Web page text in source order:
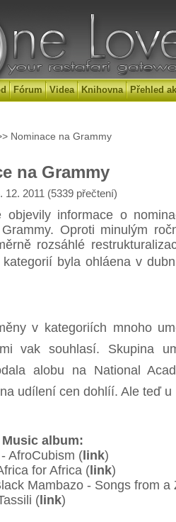
Fórum Videa Knihovna Přehled
Nominace na Grammy
na Grammy
12. 2011 (5339 přečtení)
objevily informace o
Oproti minulým
rozsáhlé
byla ohláena v
v kategoriích mnoho
vak souhlasí. Skupina
alobu na National
na udílení cen dohlíí. Ale teď
album:
AfroCubism ( link)
for Africa ( link)
Mambazo - Songs from a
( link)